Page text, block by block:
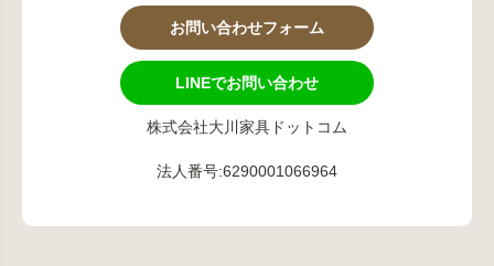
お問い合わせフォーム
LINEでお問い合わせ
株式会社大川家具ドットコム
法人番号:6290001066964